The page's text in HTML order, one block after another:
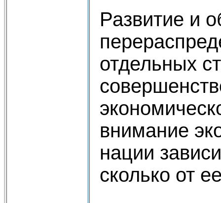
Развитие и
отдельных
внимание
нации
сколько от